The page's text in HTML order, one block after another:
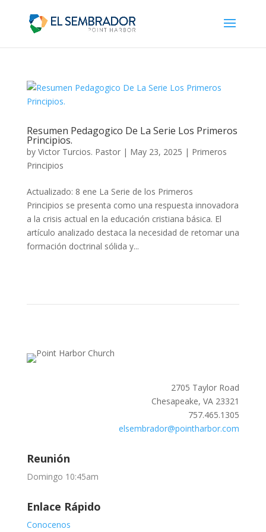
Resumen Pedagogico De La Serie Los Primeros
Principios.
by Victor Turcios. Pastor| May 23, 2025 | Primeros
Principios
Actualizado: 8 ene La Serie de los Primeros
Principios se presenta como una respuesta innovadora
a la crisis actual en la educación cristiana básica. El
artículo analizado destaca la necesidad de retomar una
formación doctrinal sólida y...
2705 Taylor Road
Chesapeake, VA 23321
757.465.1305
elsembrador@pointharbor.com
Reunión
Domingo 10:45am
Enlace Rápido
Conocenos